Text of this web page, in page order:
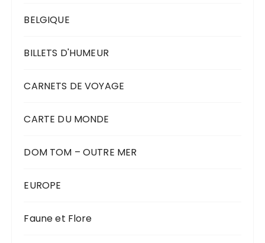
BELGIQUE
BILLETS D'HUMEUR
CARNETS DE VOYAGE
CARTE DU MONDE
DOM TOM – OUTRE MER
EUROPE
Faune et Flore